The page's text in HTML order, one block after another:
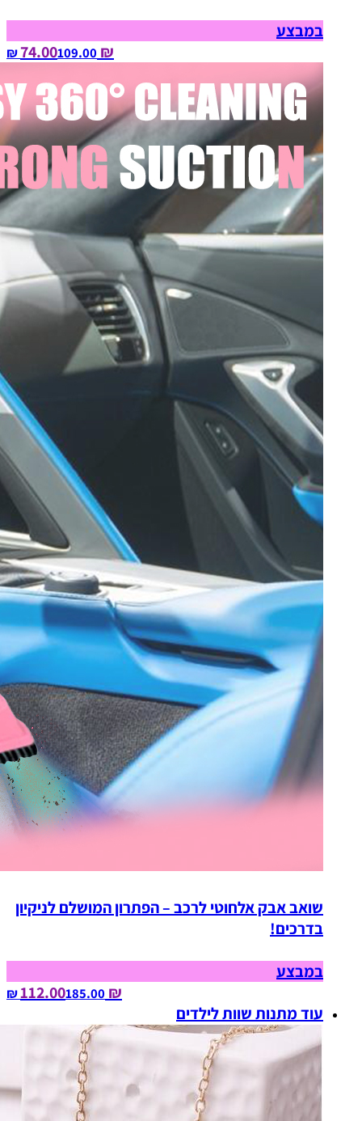
במבצע
₪ 74.00
109.00‏ ₪
שואב אבק אלחוטי לרכב – הפתרון המושלם לניקיון
בדרכים!
במבצע
₪ 112.00
185.00‏ ₪
עוד מתנות שוות לילדים